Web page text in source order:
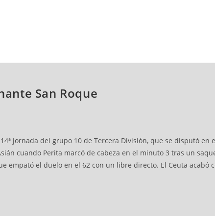
San Roque
jornada del grupo 10 de Tercera División, que se disputó en
cuando Perita marcó de cabeza en el minuto 3 tras un
el duelo en el 62 con un libre directo. El Ceuta acabó